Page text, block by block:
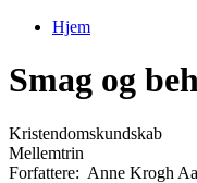
Hjem
Smag og
Kristendomskundskab
Mellemtrin
Forfattere: Anne Krogh